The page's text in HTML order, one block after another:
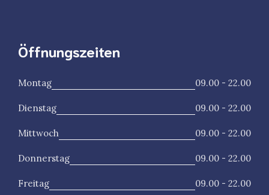
Öffnungszeiten
Montag 09.00 - 22.00
Dienstag 09.00 - 22.00
Mittwoch 09.00 - 22.00
Donnerstag 09.00 - 22.00
Freitag 09.00 - 22.00